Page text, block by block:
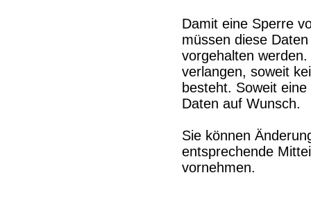
Damit eine Sperre
müssen diese
vorgehalten
verlangen, soweit
besteht. Soweit
Daten auf Wunsch.
Sie können
entsprechende
vornehmen.